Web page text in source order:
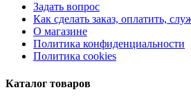
Задать вопрос
Как сделать заказ, оплатить,
О магазине
Политика конфиденциальности
Политика cookies
Каталог товаров